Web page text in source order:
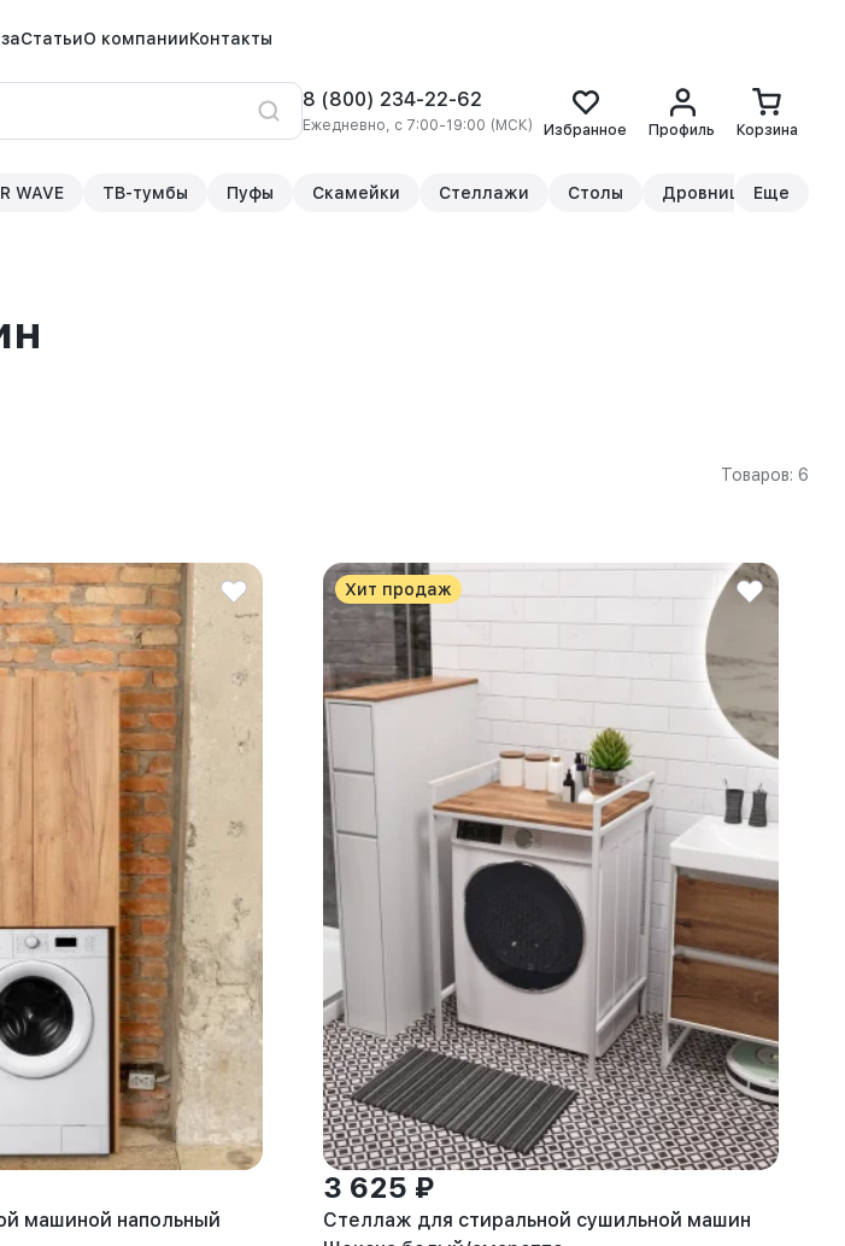
СтатьиО компанииКонтакты
8 (800) 234-22-62
Ежедневно, с 7:00-19:00 (МСК) Избранное Профиль Корзина
WAVE ТВ-тумбы Пуфы Скамейки Стеллажи Столы Дровницы Еще
Товаров: 6
машиной напольный
Хит продаж
3 625 ₽
Стеллаж для стиральной сушильной машин